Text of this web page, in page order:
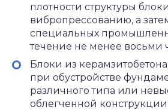
плотности структуры
вибропрессованию, а
специальных
течение не менее восьми
Блоки из
при обустройстве
различного типа или
облегченной